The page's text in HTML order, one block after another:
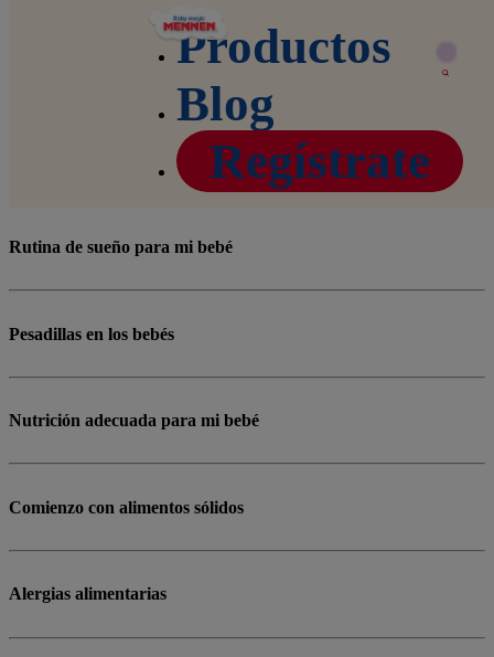
Productos
Blog
Regístrate
Pediatra en casa
Pediatra en Casa: Cápsulas
Rutina de sueño para mi bebé
Pesadillas en los bebés
Nutrición adecuada para mi bebé
Comienzo con alimentos sólidos
Alergias alimentarias